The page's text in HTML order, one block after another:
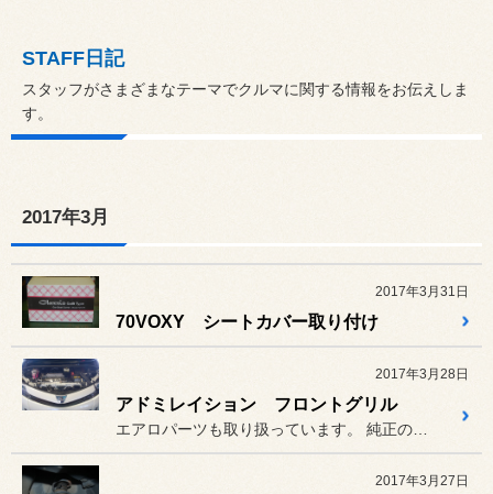
STAFF日記
スタッフがさまざまなテーマでクルマに関する情報をお伝えしま
す。
2017年3月
2017年3月31日
70VOXY シートカバー取り付け
2017年3月28日
アドミレイション フロントグリル
2017年3月27日